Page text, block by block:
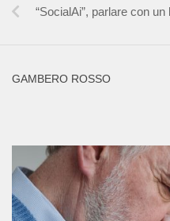
“SocialAi”, parlare con
GAMBERO ROSSO